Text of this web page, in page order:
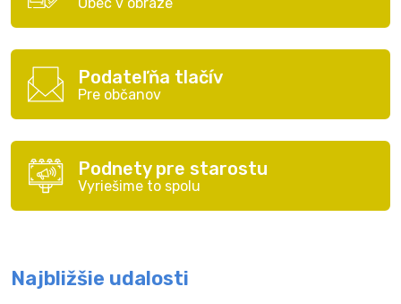
Podateľňa tlačív
Pre občanov
Podnety pre starostu
Vyriešime to spolu
Najbližšie udalosti